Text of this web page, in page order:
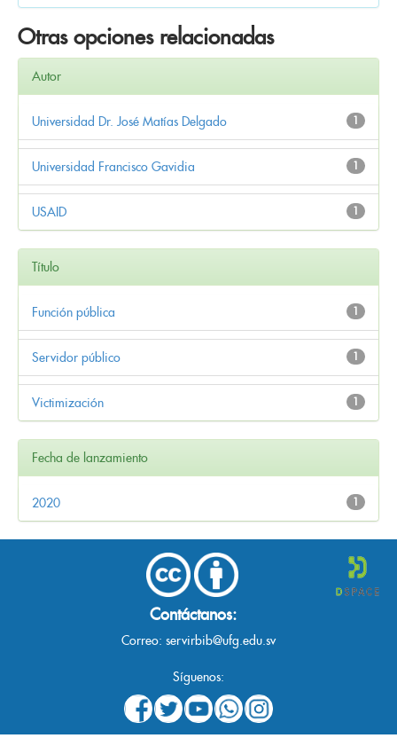
Otras opciones relacionadas
Autor
1
Universidad Dr. José Matías Delgado
1
Universidad Francisco Gavidia
1
USAID
Título
1
Función pública
1
Servidor público
1
Victimización
Fecha de lanzamiento
1
2020
Contáctanos:
Correo: servirbib@ufg.edu.sv
Síguenos: